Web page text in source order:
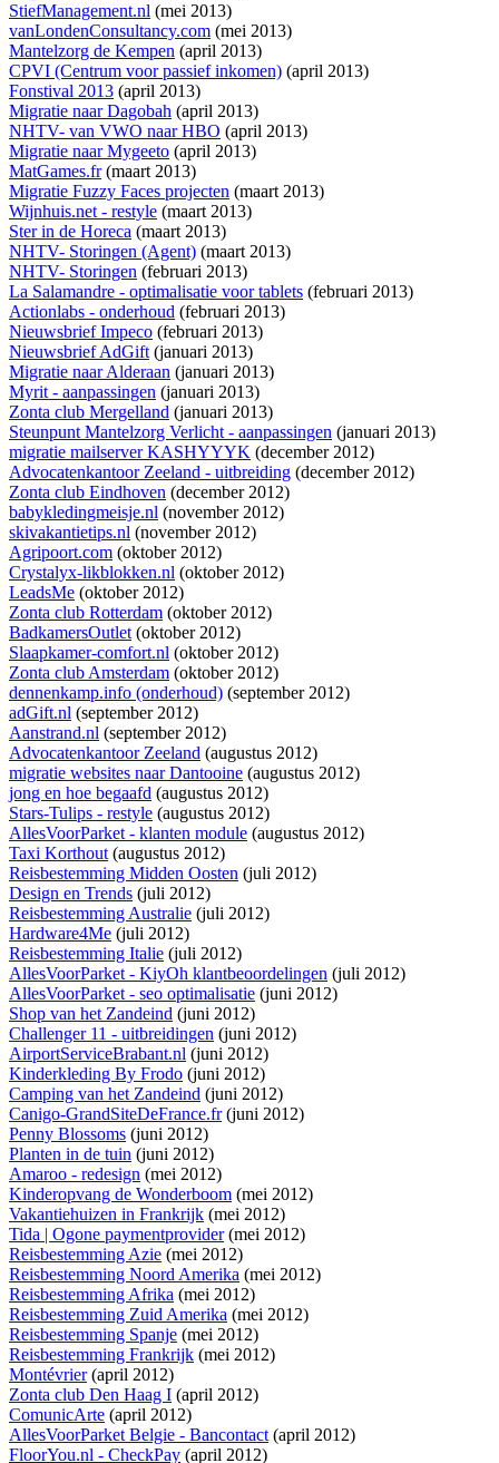
StiefManagement.nl (mei 2013)
vanLondenConsultancy.com (mei 2013)
Mantelzorg de Kempen (april 2013)
CPVI (Centrum voor passief inkomen) (april 2013)
Fonstival 2013 (april 2013)
Migratie naar Dagobah (april 2013)
NHTV- van VWO naar HBO (april 2013)
Migratie naar Mygeeto (april 2013)
MatGames.fr(maart 2013)
Migratie Fuzzy Faces projecten (maart 2013)
Wijnhuis.net - restyle (maart 2013)
Ster in de Horeca (maart 2013)
NHTV- Storingen (Agent) (maart 2013)
NHTV- Storingen (februari 2013)
La Salamandre - optimalisatie voor tablets (februari 2013)
Actionlabs - onderhoud (februari 2013)
Nieuwsbrief Impeco (februari 2013)
Nieuwsbrief AdGift(januari 2013)
Migratie naar Alderaan (januari 2013)
Myrit - aanpassingen (januari 2013)
Zonta club Mergelland (januari 2013)
Steunpunt Mantelzorg Verlicht - aanpassingen (januari 2013)
migratie mailserver KASHYYYK (december 2012)
Advocatenkantoor Zeeland - uitbreiding (december 2012)
Zonta club Eindhoven (december 2012)
babykledingmeisje.nl (november 2012)
skivakantietips.nl (november 2012)
Agripoort.com (oktober 2012)
Crystalyx-likblokken.nl (oktober 2012)
LeadsMe (oktober 2012)
Zonta club Rotterdam (oktober 2012)
BadkamersOutlet(oktober 2012)
Slaapkamer-comfort.nl (oktober 2012)
Zonta club Amsterdam (oktober 2012)
dennenkamp.info (onderhoud) (september 2012)
adGift.nl (september 2012)
Aanstrand.nl (september 2012)
Advocatenkantoor Zeeland (augustus 2012)
migratie websites naar Dantooine (augustus 2012)
jong en hoe begaafd (augustus 2012)
Stars-Tulips - restyle (augustus 2012)
AllesVoorParket - klanten module (augustus 2012)
Taxi Korthout(augustus 2012)
Reisbestemming Midden Oosten (juli 2012)
Design en Trends (juli 2012)
Reisbestemming Australie (juli 2012)
Hardware4Me (juli 2012)
Reisbestemming Italie (juli 2012)
AllesVoorParket - KiyOh klantbeoordelingen (juli 2012)
AllesVoorParket - seo optimalisatie (juni 2012)
Shop van het Zandeind (juni 2012)
Challenger 11 - uitbreidingen (juni 2012)
AirportServiceBrabant.nl (juni 2012)
Kinderkleding By Frodo (juni 2012)
Camping van het Zandeind (juni 2012)
Canigo-GrandSiteDeFrance.fr(juni 2012)
Penny Blossoms (juni 2012)
Planten in de tuin (juni 2012)
Amaroo - redesign (mei 2012)
Kinderopvang de Wonderboom (mei 2012)
Vakantiehuizen in Frankrijk (mei 2012)
Tida | Ogone paymentprovider(mei 2012)
Reisbestemming Azie (mei 2012)
Reisbestemming Noord Amerika (mei 2012)
Reisbestemming Afrika (mei 2012)
Reisbestemming Zuid Amerika (mei 2012)
Reisbestemming Spanje (mei 2012)
Reisbestemming Frankrijk (mei 2012)
Montévrier(april 2012)
Zonta club Den Haag I (april 2012)
ComunicArte (april 2012)
AllesVoorParket Belgie - Bancontact(april 2012)
FloorYou.nl - CheckPay (april 2012)